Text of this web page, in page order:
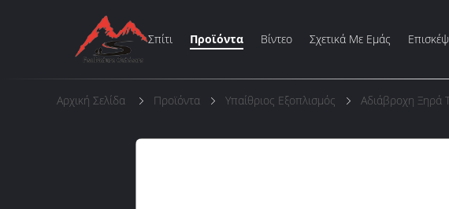
Σπίτι Προϊόντα Βίντεο Σχετικά Με Εμάς
Αρχική Σελίδα Προϊόντα Υπαίθριος Εξοπλισμός Αδιάβροχη Ξηρά